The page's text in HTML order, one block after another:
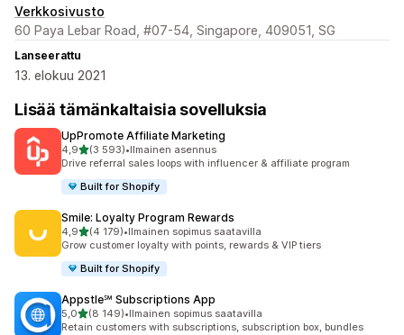
Verkkosivusto
60 Paya Lebar Road, #07-54, Singapore, 409051, SG
Lanseerattu
13. elokuu 2021
Lisää tämänkaltaisia sovelluksia
UpPromote Affiliate Marketing
4,9/ 5 tähteä
(3 593)
3593 arvostelua yhteensä
•Ilmainen asennus
Drive referral sales loops with influencer & affiliate program
Built for Shopify
Smile: Loyalty Program Rewards
4,9/ 5 tähteä
(4 179)
4179 arvostelua yhteensä
•Ilmainen sopimus saatavilla
Grow customer loyalty with points, rewards & VIP tiers
Built for Shopify
Appstle℠ Subscriptions App
5,0/ 5 tähteä
(8 149)
8149 arvostelua yhteensä
•Ilmainen sopimus saatavilla
Retain customers with subscriptions, subscription box, bundles